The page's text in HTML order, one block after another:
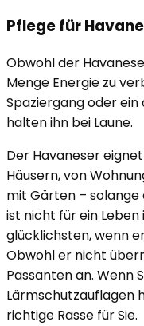
Pflege für
Obwohl der
Menge Energie zu
Spaziergang oder
halten ihn bei Laune.
Der Havaneser
Häusern, von
mit Gärten – solange
ist nicht für ein
glücklichsten, wenn
Obwohl er nicht
Passanten an. Wenn
Lärmschutzauflagen
richtige Rasse für Sie.